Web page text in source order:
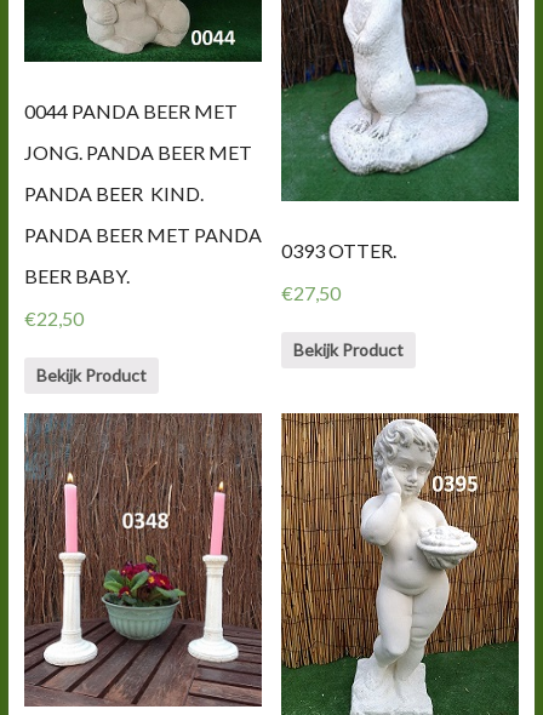
0044 PANDA BEER MET
JONG. PANDA BEER MET
PANDA BEER KIND.
PANDA BEER MET PANDA
BEER BABY.
€22,50
Bekijk Product
0393 OTTER.
€27,50
Bekijk Product